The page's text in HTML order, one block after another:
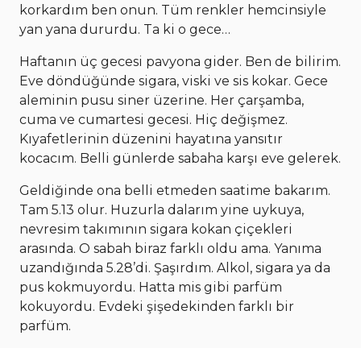
korkardım ben onun. Tüm renkler hemcinsiyle
yan yana dururdu. Ta ki o gece…
Haftanın üç gecesi pavyona gider. Ben de bilirim.
Eve döndüğünde sigara, viski ve sis kokar. Gece
aleminin pusu siner üzerine. Her çarşamba,
cuma ve cumartesi gecesi. Hiç değişmez.
Kıyafetlerinin düzenini hayatına yansıtır
kocacım. Belli günlerde sabaha karşı eve gelerek.
Geldiğinde ona belli etmeden saatime bakarım.
Tam 5.13 olur. Huzurla dalarım yine uykuya,
nevresim takımının sigara kokan çiçekleri
arasında. O sabah biraz farklı oldu ama. Yanıma
uzandığında 5.28’di. Şaşırdım. Alkol, sigara ya da
pus kokmuyordu. Hatta mis gibi parfüm
kokuyordu. Evdeki şişedekinden farklı bir
parfüm.